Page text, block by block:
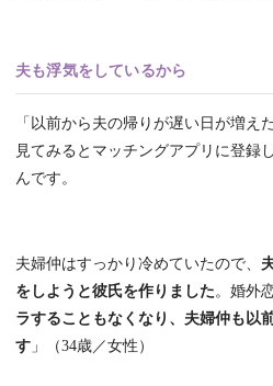
夫も浮気をしているから
「以前から夫の帰りが遅い日が増え
見てみるとマッチングアプリに登録
んです。
夫婦仲はすっかり冷めていたので、
をしようと彼氏を作りました。婚外
ラすることもなくなり、夫婦仲も以
す 」（34歳／女性）